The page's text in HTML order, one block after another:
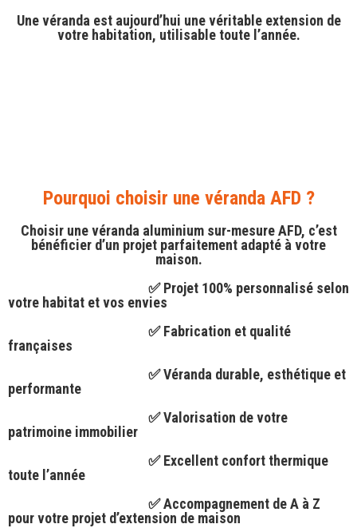
Une véranda est aujourd’hui unevéritable extension de
votre habitation, utilisable toute l’année.
Pourquoi choisir une véranda AFD ?
Choisir unevéranda aluminium sur-mesure AFD, c’est
bénéficier d’un projet parfaitement adapté à votre
maison.
✅ Projet 100% personnalisé selon
votre habitat et vos envies
✅ Fabrication et qualité
françaises
✅ Véranda durable, esthétique et
performante
✅ Valorisation de votre
patrimoine immobilier
✅ Excellent confort thermique
toute l’année
✅ Accompagnement de A à Z
pour votre projet d’extension de maison